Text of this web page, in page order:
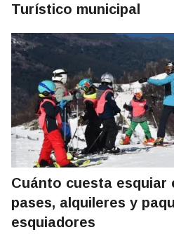
Turístico municipal
Cuánto cuesta esquiar
pases, alquileres y
esquiadores